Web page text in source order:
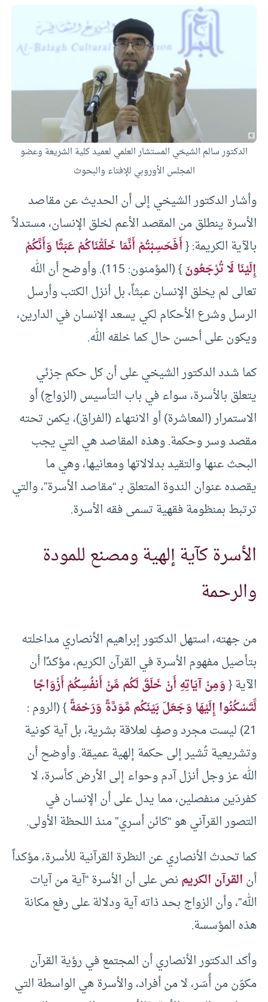
الدكتور سالم الشيخي المستشار العلمي لعميد كلية الشريعة وعضو
المجلس الأوروبي للإفتاء والبحوث
وأشار الدكتور الشيخي إلى أن الحديث عن مقاصد
الأسرة ينطلق من المقصد الأعم لخلق الإنسان، مستدلاً
بالآية الكريمة: {أَفَحَسِبْتُمْ أَنَّمَا خَلَقْنَاكُمْ عَبَثًا وَأَنَّكُمْ
إِلَيْنَا لَا تُرْجَعُونَ
} (المؤمنون: 115). وأوضح أن الله
تعالى لم يخلق الإنسان عبثاً، بل أنزل الكتب وأرسل
الرسل وشرع الأحكام لكي يسعد الإنسان في الدارين،
ويكون على أحسن حال كما خلقه الله.
كما شدد الدكتور الشيخي على أن كل حكم جزئي
يتعلق بالأسرة، سواء في باب التأسيس (الزواج) أو
الاستمرار (المعاشرة) أو الانتهاء (الفراق)، يكمن تحته
مقصد وسر وحكمة. وهذه المقاصد هي التي يجب
البحث عنها والتقيد بدلالاتها ومعانيها، وهي ما
يقصده عنوان الندوة المتعلق بـ “مقاصد الأسرة”، والتي
ترتبط بمنظومة فقهية تسمى فقه الأسرة.
الأسرة كآية إلهية ومصنع للمودة
والرحمة
من جهته، استهل الدكتور إبراهيم الأنصاري مداخلته
بتأصيل مفهوم الأسرة في القرآن الكريم، مؤكدًا أن
الآية {وَمِنْ آيَاتِهِ أَنْ خَلَقَ لَكُم مِّنْ أَنفُسِكُمْ أَزْوَاجًا
لِّتَسْكُنُوا إِلَيْهَا وَجَعَلَ بَيْنَكُم مَّوَدَّةً وَرَحْمَةً} (الروم :
21) ليست مجرد وصفٍ لعلاقة بشرية، بل آية كونية
وتشريعية تُشير إلى حكمة إلهية عميقة. وأوضح أن
الله عز وجل أنزل آدم وحواء إلى الأرض كأسرة، لا
كفردَين منفصلين، مما يدل على أن الإنسان في
التصور القرآني هو “كائن أسري” منذ اللحظة الأولى.
كما تحدث الأنصاري عن النظرة القرآنية للأسرة، مؤكداً
أنالقرآن الكريمنص على أن الأسرة “آية من آيات
الله”، وأن الزواج بحد ذاته آية ودلالة على رفع مكانة
هذه المؤسسة.
وأكد الدكتور الأنصاري أن المجتمع في رؤية القرآن
مكوّن من أُسَر، لا من أفراد، والأسرة هي الواسطة التي